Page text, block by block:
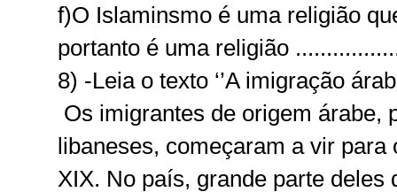
f)O Islaminsmo é uma religião
portanto é uma religião
8) -Leia o texto ‘’A imigração
Os imigrantes de origem árabe,
libaneses, começaram a vir
XIX. No país, grande parte deles